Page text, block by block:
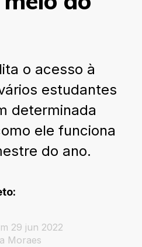
o acesso à
estudantes
determinada
ele funciona
do ano.
29 jun 2022
Moraes